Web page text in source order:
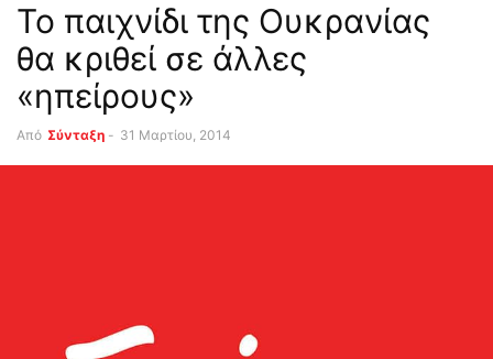
Το παιχνίδι της Ουκρανίας
θα κριθεί σε άλλες
«ηπείρους»
Από Σύνταξη - 31 Μαρτίου, 2014